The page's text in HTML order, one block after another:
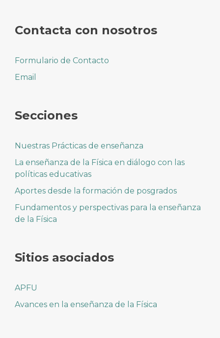
Contacta con nosotros
Formulario de Contacto
Email
Secciones
Nuestras Prácticas de enseñanza
La enseñanza de la Física en diálogo con las
políticas educativas
Aportes desde la formación de posgrados
Fundamentos y perspectivas para la enseñanza
de la Física
Sitios asociados
APFU
Avances en la enseñanza de la Física